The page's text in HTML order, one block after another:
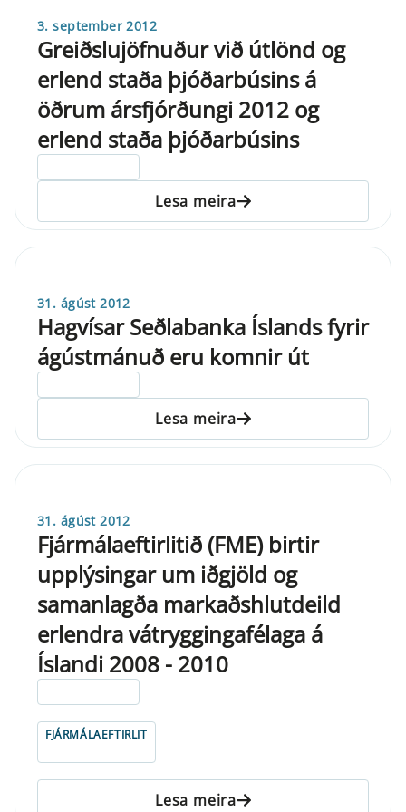
3. september 2012
Greiðslujöfnuður við útlönd og
erlend staða þjóðarbúsins á
öðrum ársfjórðungi 2012 og
erlend staða þjóðarbúsins
Lesa meira
31. ágúst 2012
Hagvísar Seðlabanka Íslands fyrir
ágústmánuð eru komnir út
Lesa meira
31. ágúst 2012
Fjármálaeftirlitið (FME) birtir
upplýsingar um iðgjöld og
samanlagða markaðshlutdeild
erlendra vátryggingafélaga á
Íslandi 2008 - 2010
FJÁRMÁLAEFTIRLIT
Lesa meira